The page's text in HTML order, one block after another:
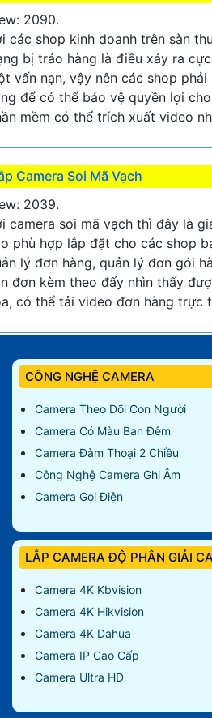
2090.
các shop kinh doanh trên sàn
bị tráo hàng là điều xảy ra
vấn nạn, vậy nên các shop
để có thể bảo vệ quyền lợi
mềm có thể trích xuất video
Camera Soi Mã Vạch
2039.
camera soi mã vạch thì đây là
phù hợp lắp đặt cho các shop
lý đơn hàng, quản lý đơn gói
đơn kèm theo đấy nhìn thấy
có thể tải video đơn hàng trực
CÔNG NGHỆ CAMERA
Camera Theo Dõi Con Người
Camera Có Màu Ban Đêm
Camera Đàm Thoại 2 Chiều
Công Nghệ Camera Ghi Âm
Camera Gọi Điện
LẮP CAMERA ĐỘ PHÂN GIẢI
Camera 4K Kbvision
Camera 4K Hikvision
Camera 4K Dahua
Camera IP Cao Cấp
Camera Ultra HD